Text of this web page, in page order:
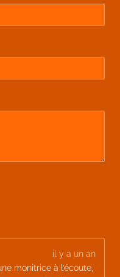
il y a un an
monitrice à l’écoute,